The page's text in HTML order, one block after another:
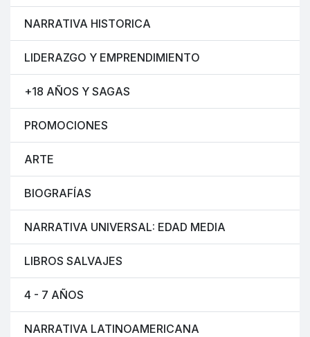
NARRATIVA HISTORICA
LIDERAZGO Y EMPRENDIMIENTO
+18 AÑOS Y SAGAS
PROMOCIONES
ARTE
BIOGRAFÍAS
NARRATIVA UNIVERSAL: EDAD MEDIA
LIBROS SALVAJES
4 - 7 AÑOS
NARRATIVA LATINOAMERICANA